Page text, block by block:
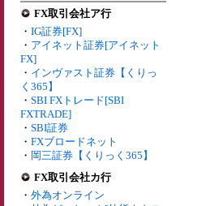
FX取引会社ア行
・ IG証券[FX]
・ アイネット証券[アイネット
FX]
・ インヴァスト証券【くりっ
く365】
・ SBI FXトレード[SBI
FXTRADE]
・ SBI証券
・ FXブロードネット
・ 岡三証券【くりっく365】
FX取引会社カ行
・ 外為オンライン